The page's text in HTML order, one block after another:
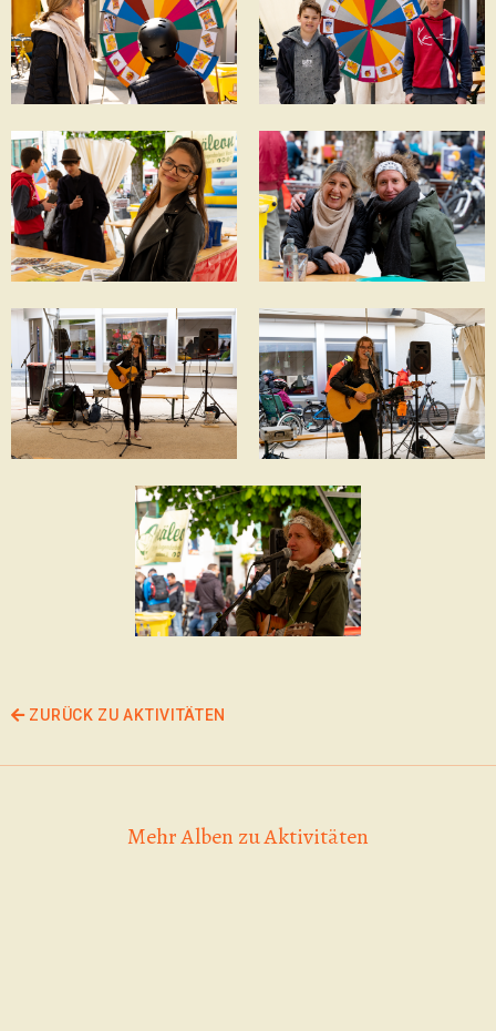
ZURÜCK ZU AKTIVITÄTEN
Mehr Alben zu Aktivitäten